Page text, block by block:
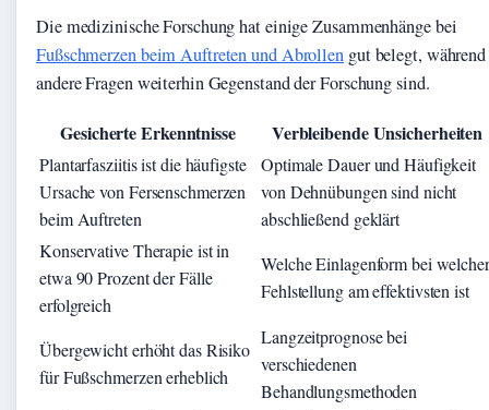
Die medizinische Forschung hat einige Zusammenhänge bei
Fußschmerzen beim Auftreten und Abrollen gut belegt, während
andere Fragen weiterhin Gegenstand der Forschung sind.
Gesicherte Erkenntnisse Verbleibende Unsicherheiten
Plantarfasziitis ist die häufigste
Ursache von Fersenschmerzen
beim Auftreten
Optimale Dauer und Häufigkeit
von Dehnübungen sind nicht
abschließend geklärt
Konservative Therapie ist in
etwa 90 Prozent der Fälle
erfolgreich
Welche Einlagenform bei welcher
Fehlstellung am effektivsten ist
Übergewicht erhöht das Risiko
für Fußschmerzen erheblich
Langzeitprognose bei
verschiedenen
Behandlungsmethoden